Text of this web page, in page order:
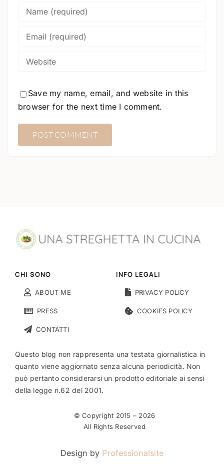
Save my name, email, and website in this
browser for the next time I comment.
CHI SONO
ABOUT ME
PRESS
CONTATTI
INFO LEGALI
PRIVACY POLICY
COOKIES POLICY
Questo blog non rappresenta una testata giornalistica in
quanto viene aggiornato senza alcuna periodicità. Non
può pertanto considerarsi un prodotto editoriale ai sensi
della legge n.62 del 2001.
© Copyright 2015 – 2026
All Rights Reserved
Design by Professionalsite